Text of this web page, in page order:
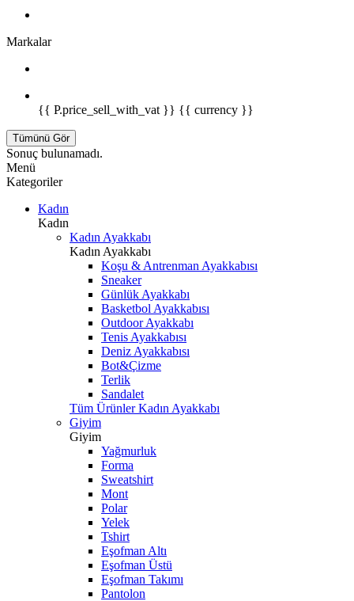
Markalar
{{ P.price_sell_with_vat }} {{ currency }}
Tümünü Gör
Sonuç bulunamadı.
Menü
Kategoriler
Kadın
Kadın
Kadın Ayakkabı
Kadın Ayakkabı
Koşu & Antrenman Ayakkabısı
Sneaker
Günlük Ayakkabı
Basketbol Ayakkabısı
Outdoor Ayakkabı
Tenis Ayakkabısı
Deniz Ayakkabısı
Bot&Çizme
Terlik
Sandalet
Tüm Ürünler Kadın Ayakkabı
Giyim
Giyim
Yağmurluk
Forma
Sweatshirt
Mont
Polar
Yelek
Tshirt
Eşofman Altı
Eşofman Üstü
Eşofman Takımı
Pantolon